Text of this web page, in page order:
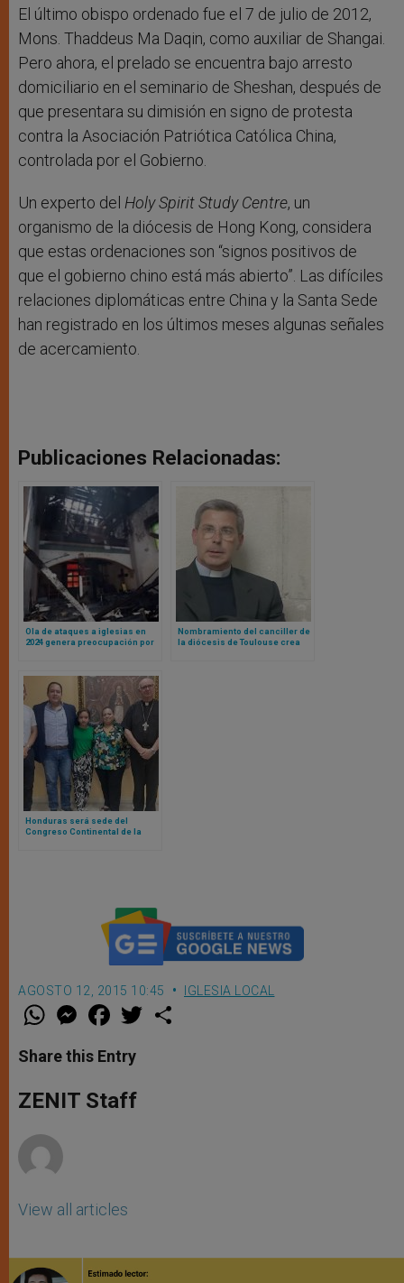
El último obispo ordenado fue el 7 de julio de 2012,
Mons. Thaddeus Ma Daqin, como auxiliar de Shangai.
Pero ahora, el prelado se encuentra bajo arresto
domiciliario en el seminario de Sheshan, después de
que presentara su dimisión en signo de protesta
contra la Asociación Patriótica Católica China,
controlada por el Gobierno.
Un experto del Holy Spirit Study Centre, un
organismo de la diócesis de Hong Kong, considera
que estas ordenaciones son “signos positivos de
que el gobierno chino está más abierto”. Las difíciles
relaciones diplomáticas entre China y la Santa Sede
han registrado en los últimos meses algunas señales
de acercamiento.
Publicaciones Relacionadas:
Ola de ataques a iglesias en
2024 genera preocupación por
Nombramiento del canciller de
la diócesis de Toulouse crea
Honduras será sede del
Congreso Continental de la
AGOSTO 12, 2015 10:45 IGLESIA LOCAL
W
t
s
p
p
M
e
s
e
g
e
F
a
e
b
o
k
w
Share this Entry
ZENIT Staff
View all articles